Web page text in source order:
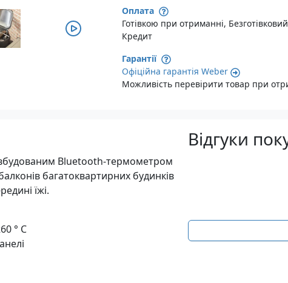
Оплата
Готівкою при отриманні,
Кредит
Гарантії
Офіційна гарантія Weber
Можливість перевірити товар при
Bluetooth-термометром
багатоквартирних будинків
їжі.
° C
Відгуки